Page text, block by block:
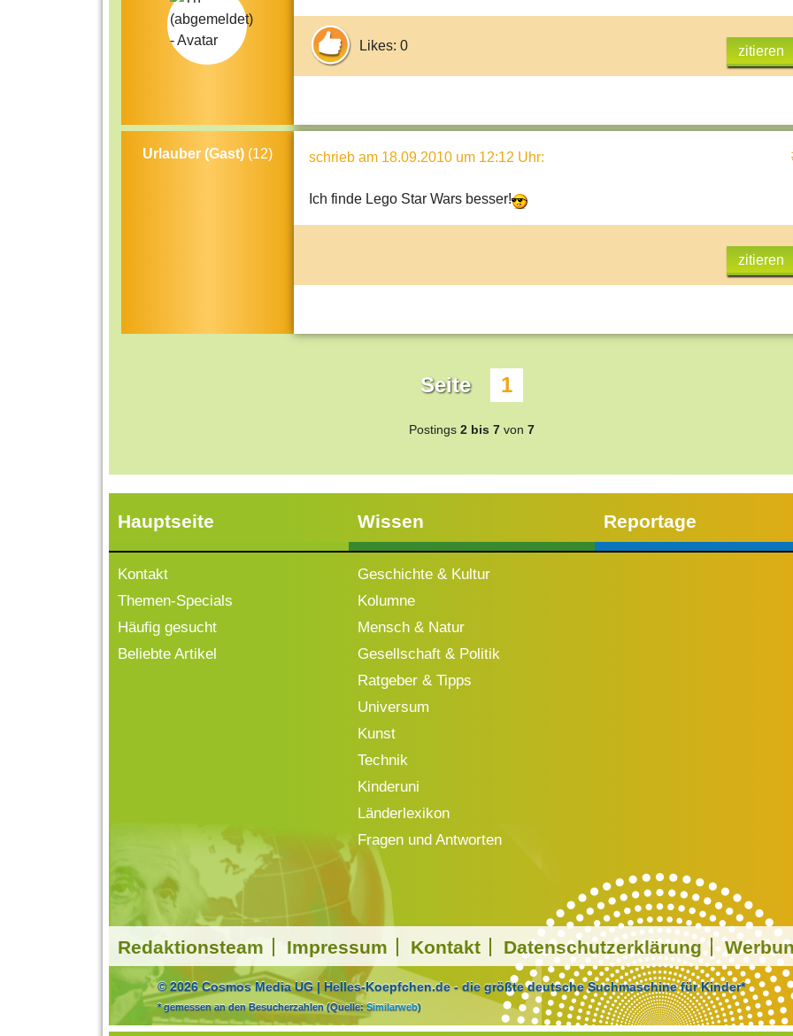
Likes: 0 zitieren
Urlauber (Gast)(12) schrieb am 18.09.2010 um 12:12 Uhr:
Ich finde Lego Star Wars besser!
zitieren
Seite 1
Postings 2 bis 7 von 7
Hauptseite
Kontakt
Themen-Specials
Häufig gesucht
Beliebte Artikel
Wissen
Geschichte & Kultur
Kolumne
Mensch & Natur
Gesellschaft & Politik
Ratgeber & Tipps
Universum
Kunst
Technik
Kinderuni
Länderlexikon
Fragen und Antworten
Reportage
Redaktionsteam Impressum Kontakt Datenschutzerklärung
© 2026 Cosmos Media UG | Helles-Koepfchen.de - die größte deutsche Suchmaschine für Kinder*
* gemessen an den Besucherzahlen (Quelle:Similarweb)